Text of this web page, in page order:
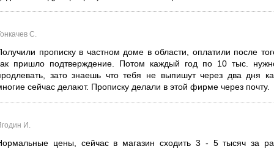
С.
прописку в частном доме в области, оплатили после
пришло подтверждение. Потом каждый год по 10 тыс.
зато знаешь что тебя не выпишут через два дня
сейчас делают. Прописку делали в этой фирме через почту.
И.
цены, сейчас в магазин сходить 3 - 5 тысяч за